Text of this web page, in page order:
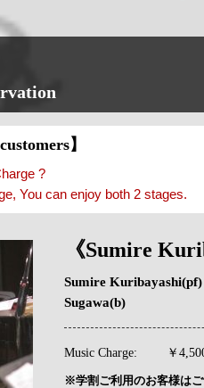
】
?
You can enjoy both 2 stages.
《Sumire
Sumire
Sugawa(b)
Music Charge: ￥
※学割ご利用のお客様は